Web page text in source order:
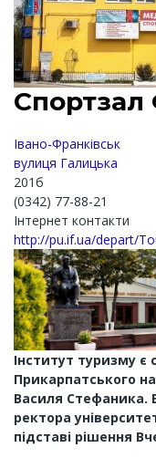
Івано-Франківськ
вулиця Галицька
201б
(0342) 77-88-21
Інтернет контакти
http://pu.if.ua/depart/
Інститут туризму
Прикарпатського
Василя Стефаника.
ректора
підставі рішення